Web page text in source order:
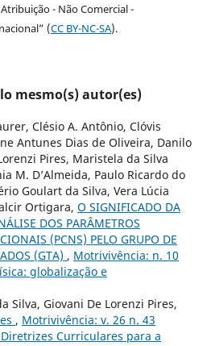
- Não Comercial -
(CC BY-NC-SA).
mesmo(s) autor(es)
Clésio A. Antônio, Clóvis
Antunes Dias de Oliveira, Danilo
Pires, Maristela da Silva
M. D’Almeida, Paulo Ricardo do
Goulart da Silva, Vera Lúcia
Ortigara, O SIGNIFICADO DA
DOS PARÂMETROS
(PCNS) PELO GRUPO DE
(GTA) , Motrivivência: n. 10
globalização e
Silva, Giovani De Lorenzi Pires,
, Motrivivência: v. 26 n. 43
Curriculares para a